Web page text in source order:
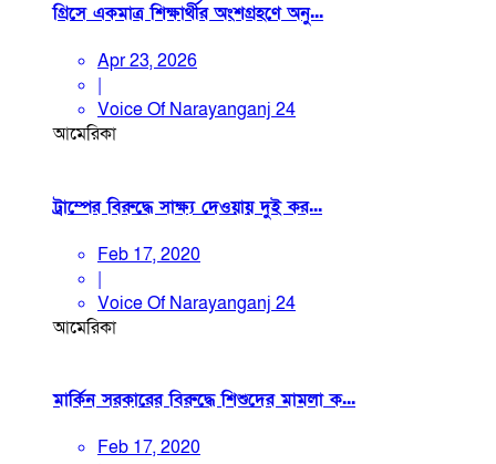
গ্রিসে একমাত্র শিক্ষার্থীর অংশগ্রহণে অনু...
Apr 23, 2026
|
Voice Of Narayanganj 24
আমেরিকা
ট্রাম্পের বিরুদ্ধে সাক্ষ্য দেওয়ায় দুই কর...
Feb 17, 2020
|
Voice Of Narayanganj 24
আমেরিকা
মার্কিন সরকারের বিরুদ্ধে শিশুদের মামলা ক...
Feb 17, 2020